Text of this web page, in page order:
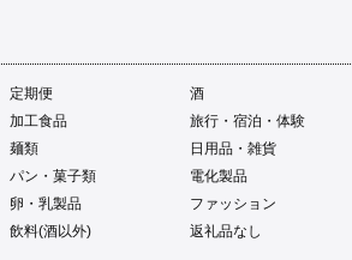
定期便
酒
加工食品
旅行・宿泊・体験
麺類
日用品・雑貨
パン・菓子類
電化製品
卵・乳製品
ファッション
飲料(酒以外) 返礼品なし